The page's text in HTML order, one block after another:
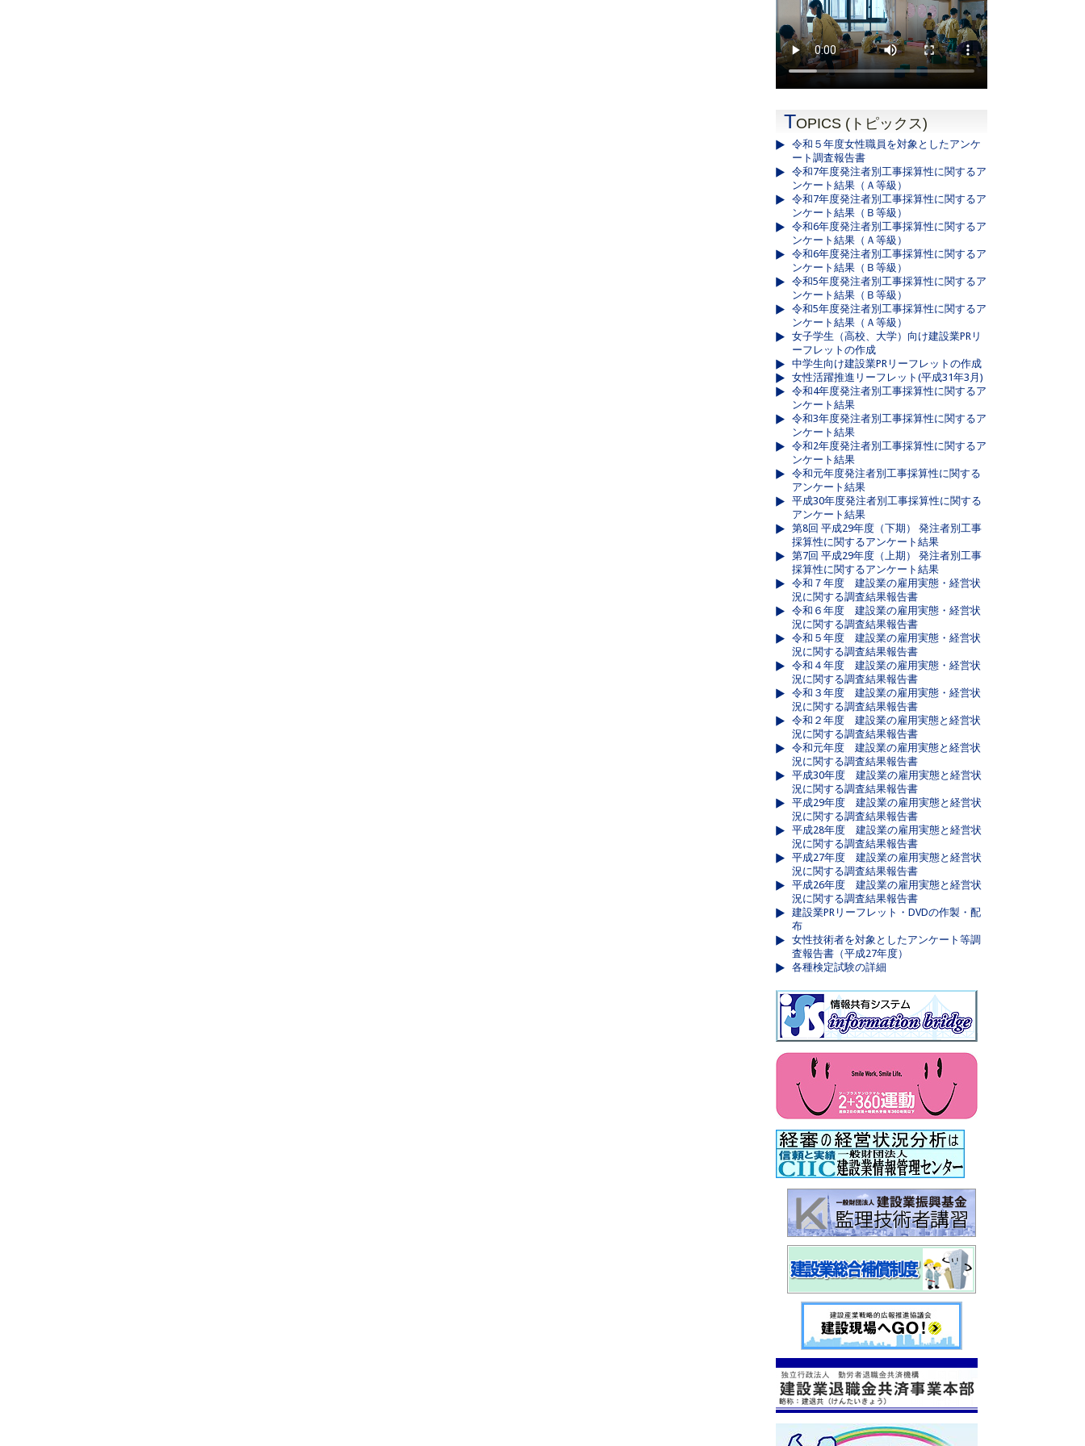
TOPICS (トピックス)
令和５年度女性職員を対象としたアンケ
ート調査報告書
令和7年度発注者別工事採算性に関するア
ンケート結果（Ａ等級）
令和7年度発注者別工事採算性に関するア
ンケート結果（Ｂ等級）
令和6年度発注者別工事採算性に関するア
ンケート結果（Ａ等級）
令和6年度発注者別工事採算性に関するア
ンケート結果（Ｂ等級）
令和5年度発注者別工事採算性に関するア
ンケート結果（Ｂ等級）
令和5年度発注者別工事採算性に関するア
ンケート結果（Ａ等級）
女子学生（高校、大学）向け建設業PRリ
ーフレットの作成
中学生向け建設業PRリーフレットの作成
女性活躍推進リーフレット(平成31年3月)
令和4年度発注者別工事採算性に関するア
ンケート結果
令和3年度発注者別工事採算性に関するア
ンケート結果
令和2年度発注者別工事採算性に関するア
ンケート結果
令和元年度発注者別工事採算性に関する
アンケート結果
平成30年度発注者別工事採算性に関する
アンケート結果
第8回 平成29年度（下期） 発注者別工事
採算性に関するアンケート結果
第7回 平成29年度（上期） 発注者別工事
採算性に関するアンケート結果
令和７年度 建設業の雇用実態・経営状
況に関する調査結果報告書
令和６年度 建設業の雇用実態・経営状
況に関する調査結果報告書
令和５年度 建設業の雇用実態・経営状
況に関する調査結果報告書
令和４年度 建設業の雇用実態・経営状
況に関する調査結果報告書
令和３年度 建設業の雇用実態・経営状
況に関する調査結果報告書
令和２年度 建設業の雇用実態と経営状
況に関する調査結果報告書
令和元年度 建設業の雇用実態と経営状
況に関する調査結果報告書
平成30年度 建設業の雇用実態と経営状
況に関する調査結果報告書
平成29年度 建設業の雇用実態と経営状
況に関する調査結果報告書
平成28年度 建設業の雇用実態と経営状
況に関する調査結果報告書
平成27年度 建設業の雇用実態と経営状
況に関する調査結果報告書
平成26年度 建設業の雇用実態と経営状
況に関する調査結果報告書
建設業PRリーフレット・DVDの作製・配
布
女性技術者を対象としたアンケート等調
査報告書（平成27年度）
各種検定試験の詳細